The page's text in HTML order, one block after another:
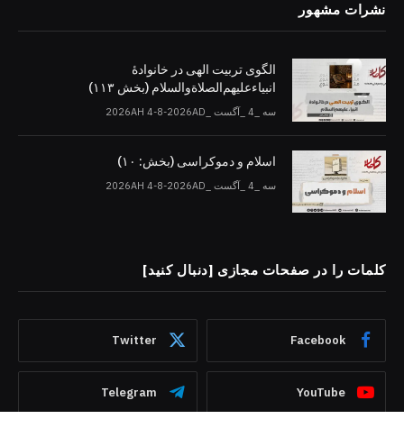
نشرات مشهور
الگوی تربیت الهی در خانوادۀ
انبیاءعلیهم‌الصلاةو‌السلام (بخش ۱۱۳)
سه _4 _آگست _2026AH 4-8-2026AD
اسلام و دموکراسی (بخش: ۱۰)
سه _4 _آگست _2026AH 4-8-2026AD
کلمات را در صفحات مجازی [دنبال کنید]
Facebook
Twitter
YouTube
Telegram